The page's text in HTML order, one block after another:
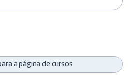
a página de cursos